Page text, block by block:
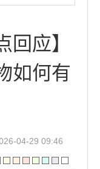
回应】
如何有
04-29 09:46